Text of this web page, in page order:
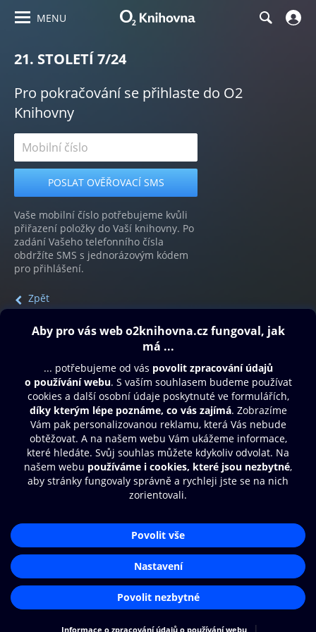
MENU
21. STOLETÍ 7/24
Pro pokračování se přihlaste do O2
Knihovny
Vaše mobilní číslo potřebujeme kvůli
přiřazení položky do Vaší knihovny. Po
zadání Vašeho telefonního čísla
obdržíte SMS s jednorázovým kódem
pro přihlášení.
Zpět
Obsah ke stažení
Moje O2 Knihovna
Další zábava
© O2 Czech Republic a.s.
Přístupnost
Zásady zpracování osobních údajů
Nastavení cookies
Aplikace O2 Knihovna
Čti a poslouchej své e-knihy a
audioknihy rychleji a pohodlněji.